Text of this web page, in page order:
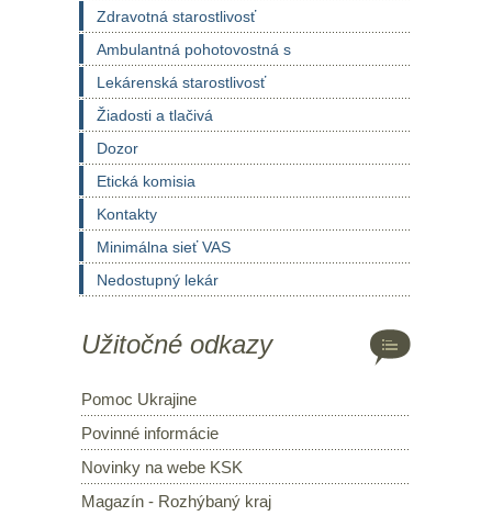
Zdravotná starostlivosť
Ambulantná pohotovostná s
Lekárenská starostlivosť
Žiadosti a tlačivá
Dozor
Etická komisia
Kontakty
Minimálna sieť VAS
Nedostupný lekár
Užitočné odkazy
Pomoc Ukrajine
Povinné informácie
Novinky na webe KSK
Magazín - Rozhýbaný kraj